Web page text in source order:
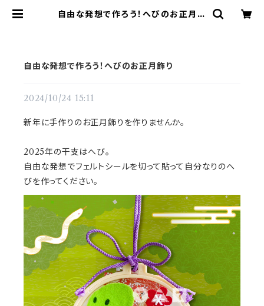
自由な発想で作ろう！へびのお正月飾
自由な発想で作ろう！へびのお正月飾り
2024/10/24 15:11
新年に手作りのお正月飾りを作りませんか。
2025年の干支はへび。
自由な発想でフェルトシールを切って貼って自分なりのへ
びを作ってください。